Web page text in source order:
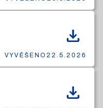
download
VYVĚŠENO 22.5.2026
download